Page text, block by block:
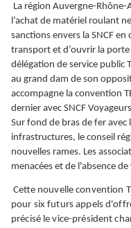
La région Auvergne-
l’achat de matériel roulant
sanctions envers la SNCF
transport et d’ouvrir la
délégation de service public
au grand dam de son
accompagne la convention
dernier avec SNCF
Sur fond de bras de fer
infrastructures, le conseil
nouvelles rames. Les
menacées et de l'absence
Cette nouvelle convention
pour six futurs appels
précisé le vice-président